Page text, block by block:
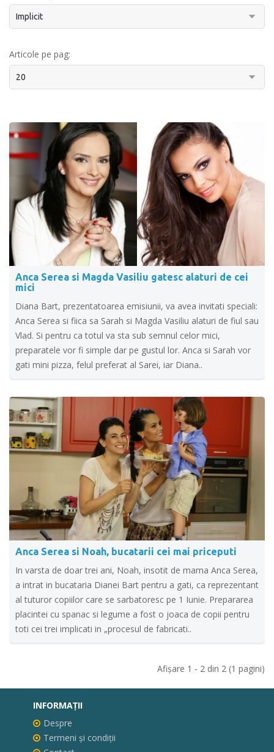
Articole pe pag:
Anca Serea si Magda Vasiliu gatesc alaturi de cei
mici
Diana Bart, prezentatoarea emisiunii, va avea invitati speciali:
Anca Serea si fiica sa Sarah si Magda Vasiliu alaturi de fiul sau
Vlad. Si pentru ca totul va sta sub semnul celor mici,
preparatele vor fi simple dar pe gustul lor. Anca si Sarah vor
gati mini pizza, felul preferat al Sarei, iar Diana..
Anca Serea si Noah, bucatarii cei mai priceputi
In varsta de doar trei ani, Noah, insotit de mama Anca Serea,
a intrat in bucataria Dianei Bart pentru a gati, ca reprezentant
al tuturor copiilor care se sarbatoresc pe 1 Iunie. Prepararea
placintei cu spanac si legume a fost o joaca de copii pentru
toti cei trei implicati in „procesul de fabricati..
Afişare 1 - 2 din 2 (1 pagini)
INFORMAŢII
Despre
Termeni și condiții